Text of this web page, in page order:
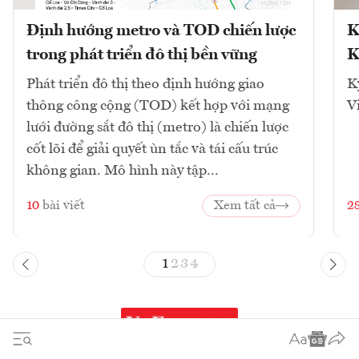
Định hướng metro và TOD chiến lược
trong phát triển đô thị bền vững
Phát triển đô thị theo định hướng giao
thông công cộng (TOD) kết hợp với mạng
lưới đường sắt đô thị (metro) là chiến lược
cốt lõi để giải quyết ùn tắc và tái cấu trúc
không gian. Mô hình này tập...
10 bài viết Xem tất cả
1 23 4